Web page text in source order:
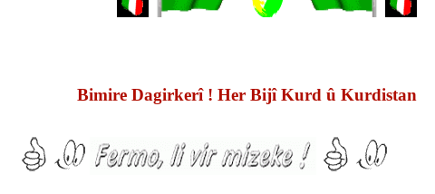
Bimire Dagirkerî ! Her Bijî Kurd û Kurdistan